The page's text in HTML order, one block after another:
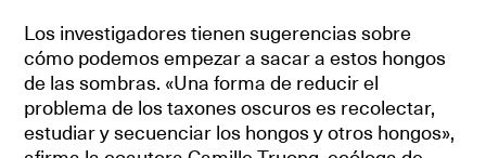
Los investigadores tienen sugerencias sobre
cómo podemos empezar a sacar a estos hongos
de las sombras. «Una forma de reducir el
problema de los taxones oscuros es recolectar,
estudiar y secuenciar los hongos y otros hongos»,